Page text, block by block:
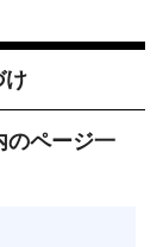
け
のページ一